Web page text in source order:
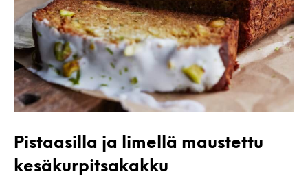
Pistaasilla ja limellä maustettu
kesäkurpitsakakku